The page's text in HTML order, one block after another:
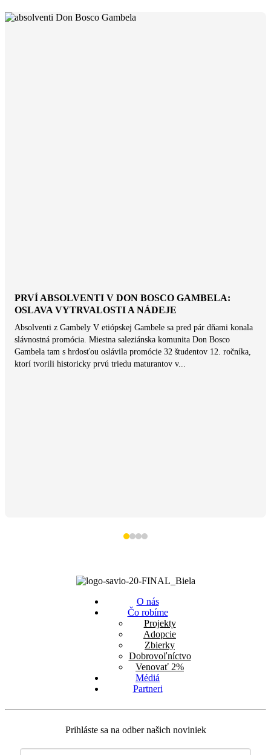
PRVÍ ABSOLVENTI V DON BOSCO GAMBELA:
OSLAVA VYTRVALOSTI A NÁDEJE
Absolventi z Gambely V etiópskej Gambele sa pred pár dňami konala
slávnostná promócia. Miestna saleziánska komunita Don Bosco
Gambela tam s hrdosťou oslávila promócie 32 študentov 12. ročníka,
ktorí tvorili historicky prvú triedu maturantov v...
O nás
Čo robíme
Projekty
Adopcie
Zbierky
Dobrovoľníctvo
Venovať 2%
Médiá
Partneri
Prihláste sa na odber našich noviniek